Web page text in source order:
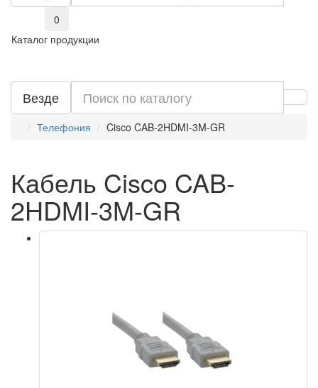
0
Каталог продукции
Везде
Телефония Cisco CAB-2HDMI-3M-GR
Кабель Cisco CAB-
2HDMI-3M-GR